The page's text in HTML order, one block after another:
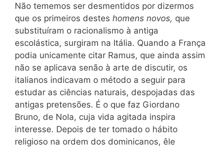
Não tememos ser desmentidos por dizermos
que os primeiros destes homens novos, que
substituíram o racionalismo à antiga
escolástica, surgiram na Itália. Quando a França
podia unicamente citar Ramus, que ainda assim
não se aplicava senão à arte de discutir, os
italianos indicavam o método a seguir para
estudar as ciências naturais, despojadas das
antigas pretensões. É o que faz Giordano
Bruno, de Nola, cuja vida agitada inspira
interesse. Depois de ter tomado o hábito
religioso na ordem dos dominicanos, êle